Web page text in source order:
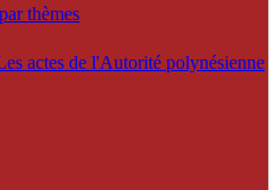
thèmes
actes de l'Autorité polynésienne